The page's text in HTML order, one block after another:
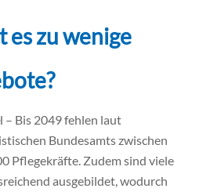
es zu wenige
l – Bis 2049 fehlen laut
Bundesamts zwischen
Pflegekräfte. Zudem sind viele
ausgebildet, wodurch